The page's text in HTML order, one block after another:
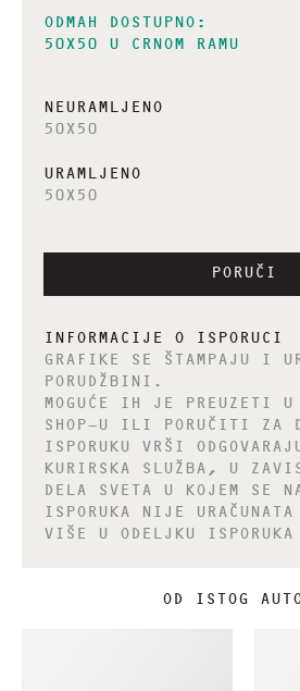
ODMAH DOSTUPNO:
50X50 U CRNOM RAMU
NEURAMLJENO
50X50
URAMLJENO
50X50
PORUČI
INFORMACIJE O ISPORUCI
GRAFIKE SE ŠTAMPAJU I
PORUDŽBINI.
MOGUĆE IH JE PREUZETI U
SHOP-U ILI PORUČITI ZA
ISPORUKU VRŠI
KURIRSKA SLUŽBA, U
DELA SVETA U KOJEM SE
ISPORUKA NIJE
VIŠE U ODELJKU
OD ISTOG